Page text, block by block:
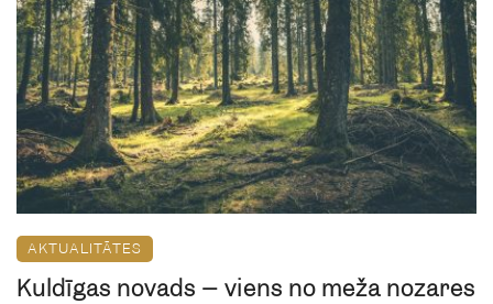
AKTUALITĀTES
Kuldīgas novads – viens no meža nozares